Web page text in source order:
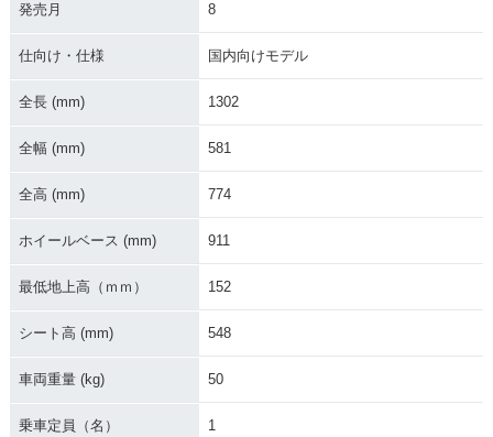
マイナーチェンジ
発売月 8
仕向け・仕様 国内向けモデル
全長 (mm) 1302
全幅 (mm) 581
全高 (mm) 774
ホイールベース (mm) 911
最低地上高（ｍｍ） 152
シート高 (mm) 548
車両重量 (kg) 50
乗車定員（名） 1